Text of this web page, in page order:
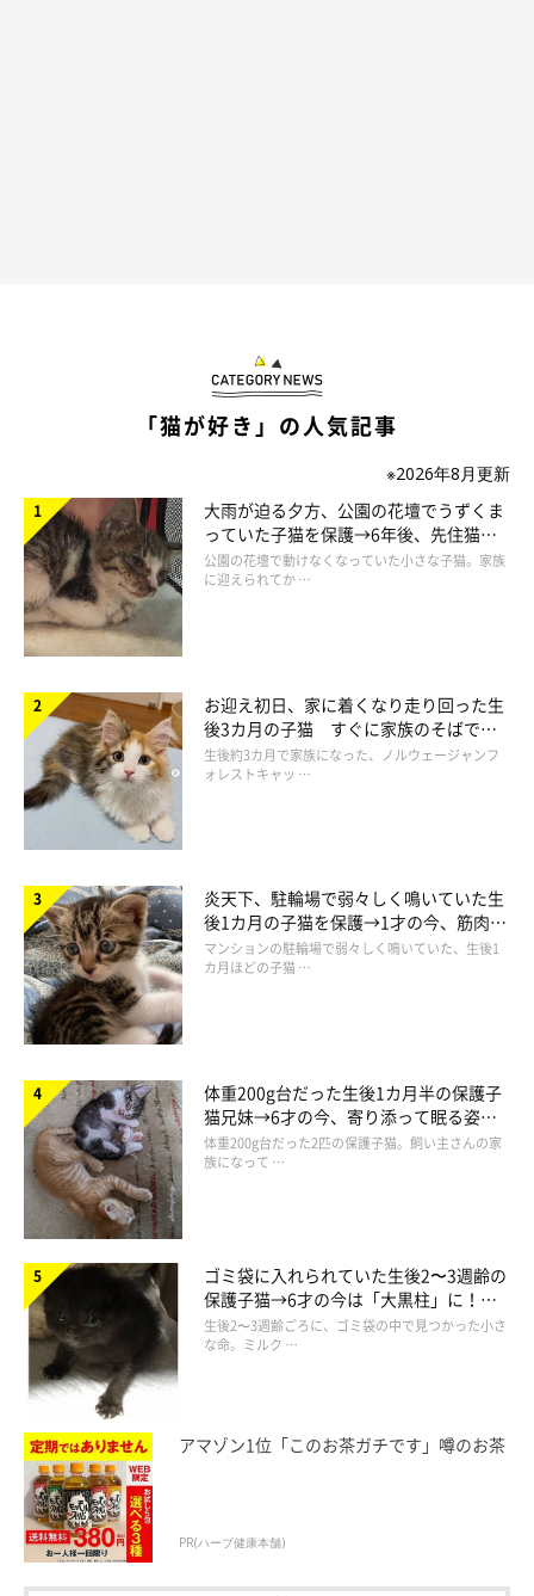
モコちゃんのしなやかな体と短毛の子ならではの毛のツヤツヤに
感動しましたね。
菊ちゃんはだいぶ病気などもあり痩せていたので健康体の子を撫
でることはあまりありませんでした。
らいちも柔らかかったですがよりふっくらしていた、もーちゃん
わらび餅と書きましたがよく「大福のような子」と家族に言われ
ていました。
今はなぜかわらび餅と書きました(笑)
↓↓↓とにかくとても柔らかかった↓↓↓
🐱ぽよぽよ猫🐱
pic.twitter.com/VBLDbk5CzS
— 猫野ココ (@coco_memoire)
July 6, 2026
「猫が好き」の人気記事
※2026年8月更新
大雨が迫る夕方、公園の花壇でうずくま
っていた子猫を保護→6年後、先住猫
と“姉妹”のような関係に
公園の花壇で動けなくなっていた小さな子猫。家族
に迎えられてか …
お迎え初日、家に着くなり走り回った生
後3カ月の子猫 すぐに家族のそばで落
ち着く姿に「迎えてよかった」
生後約3カ月で家族になった、ノルウェージャンフ
ォレストキャッ …
炎天下、駐輪場で弱々しく鳴いていた生
後1カ月の子猫を保護→1才の今、筋肉質
でツンデレなコに成長
マンションの駐輪場で弱々しく鳴いていた、生後1
カ月ほどの子猫 …
体重200g台だった生後1カ月半の保護子
猫兄妹→6才の今、寄り添って眠る姿に
ほっこり！
体重200g台だった2匹の保護子猫。飼い主さんの家
族になって …
ゴミ袋に入れられていた生後2〜3週齢の
保護子猫→6才の今は「大黒柱」に！
美しい黒猫に成長した姿にグッとくる
生後2〜3週齢ごろに、ゴミ袋の中で見つかった小さ
な命。ミルク …
アマゾン1位「このお茶ガチです」噂のお茶
PR(ハーブ健康本舗)